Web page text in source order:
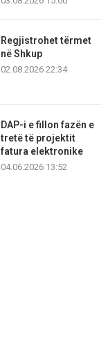
Regjistrohet tërmet
në Shkup
02.08.2026 22:34
DAP-i e fillon fazën e
tretë të projektit
fatura elektronike
04.06.2026 13:52